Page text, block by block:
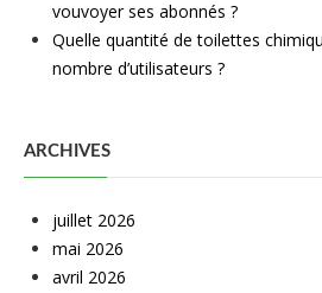
vouvoyer ses abonnés ?
Quelle quantité de toilettes
nombre d’utilisateurs ?
ARCHIVES
juillet 2026
mai 2026
avril 2026